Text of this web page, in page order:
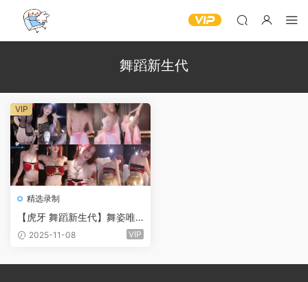
舞蹈新生代
精选录制
【虎牙 舞蹈新生代】舞姿唯
美性感 绘子古风露背裹胸 苏
2025-11-08 VIP
VIP